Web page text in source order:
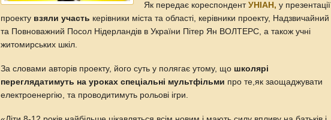
Як передає кореспондентУНІАН, у презентації
проекту взяли участь керівники міста та області, керівники проекту, Надзвичайний
та Повноважний Посол Нідерландів в України Пітер Ян ВОЛТЕРС, а також учні
житомирських шкіл.
За словами авторів проекту, його суть у полягає утому, що школярі
переглядатимуть на уроках спеціальні мультфільми про те,як заощаджувати
електроенергію, та проводитимуть рольові ігри.